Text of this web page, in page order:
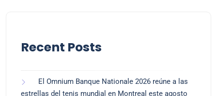
Recent Posts
El Omnium Banque Nationale 2026 reúne a las
estrellas del tenis mundial en Montreal este agosto